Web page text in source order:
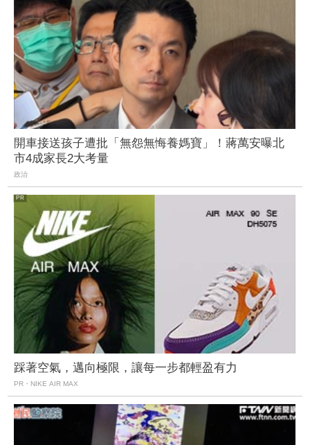
開車接送孩子遭批「無怨無悔養媽寶」！蔣萬安曝北
市4成家長2大考量
政治
踩著空氣，邁向極限，讓每一步都輕盈有力
PR・NIKE AIR MAX